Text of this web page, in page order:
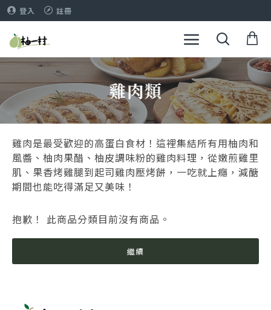
登入 註冊
雞肉類
雞肉是最受歡迎的高蛋白食材！這裡集結所有用柚肉和
風醬、柚肉果醋、柚皮調味粉的雞肉料理，從嫩煎雞里
肌、果香烤雞腿到起司雞肉壓烤餅，一吃就上癮，減醣
期間也能吃得滿足又美味！
抱歉！ 此商品分類目前沒有商品。
繼續